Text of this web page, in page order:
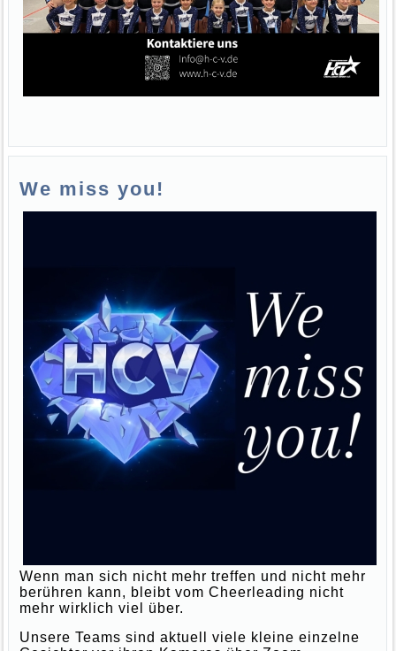
We miss you!
Wenn man sich nicht mehr treffen und nicht mehr
berühren kann, bleibt vom Cheerleading nicht
mehr wirklich viel über.
Unsere Teams sind aktuell viele kleine einzelne